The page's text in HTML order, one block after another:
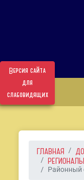
Версия сайта
для
слабовидящих
ГЛАВНАЯ
Районный